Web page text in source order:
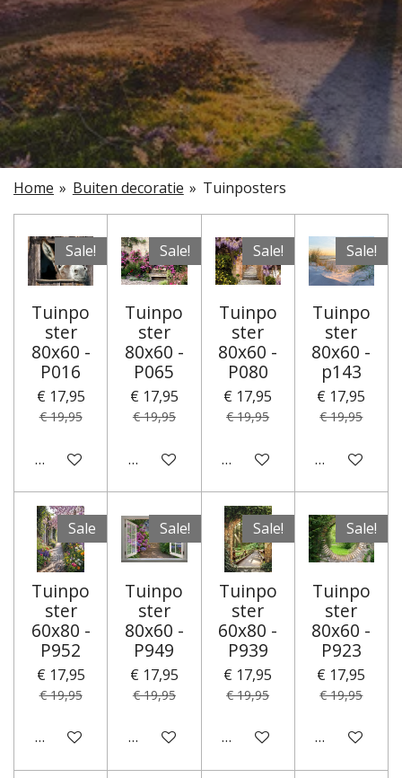
Home » Buiten decoratie » Tuinposters
Sale!
Tuinpo
ster
80x60 -
P016
€ 17,95
€ 19,95
In winkelwagen
Sale!
Tuinpo
ster
80x60 -
P065
€ 17,95
€ 19,95
In winkelwagen
Sale!
Tuinpo
ster
80x60 -
P080
€ 17,95
€ 19,95
In winkelwagen
Sale!
Tuinpo
ster
80x60 -
p143
€ 17,95
€ 19,95
In
Sale
Tuinpo
ster
60x80 -
P952
€ 17,95
€ 19,95
In winkelwagen
Sale!
Tuinpo
ster
80x60 -
P949
€ 17,95
€ 19,95
In winkelwagen
Sale!
Tuinpo
ster
60x80 -
P939
€ 17,95
€ 19,95
In winkelwagen
Sale!
Tuinpo
ster
80x60 -
P923
€ 17,95
€ 19,95
In